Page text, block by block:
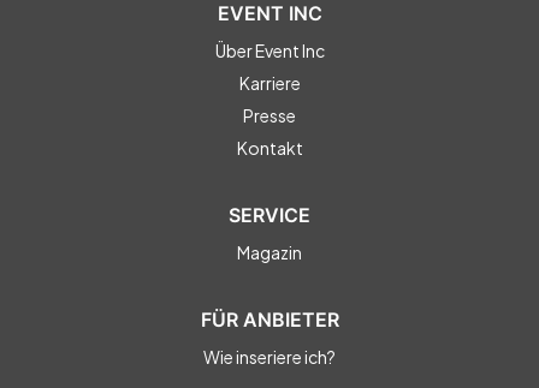
EVENT INC
Über Event Inc
Karriere
Presse
Kontakt
SERVICE
Magazin
FÜR ANBIETER
Wie inseriere ich?